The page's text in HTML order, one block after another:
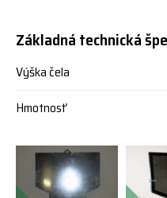
Základná technická
Výška čela
Hmotnosť